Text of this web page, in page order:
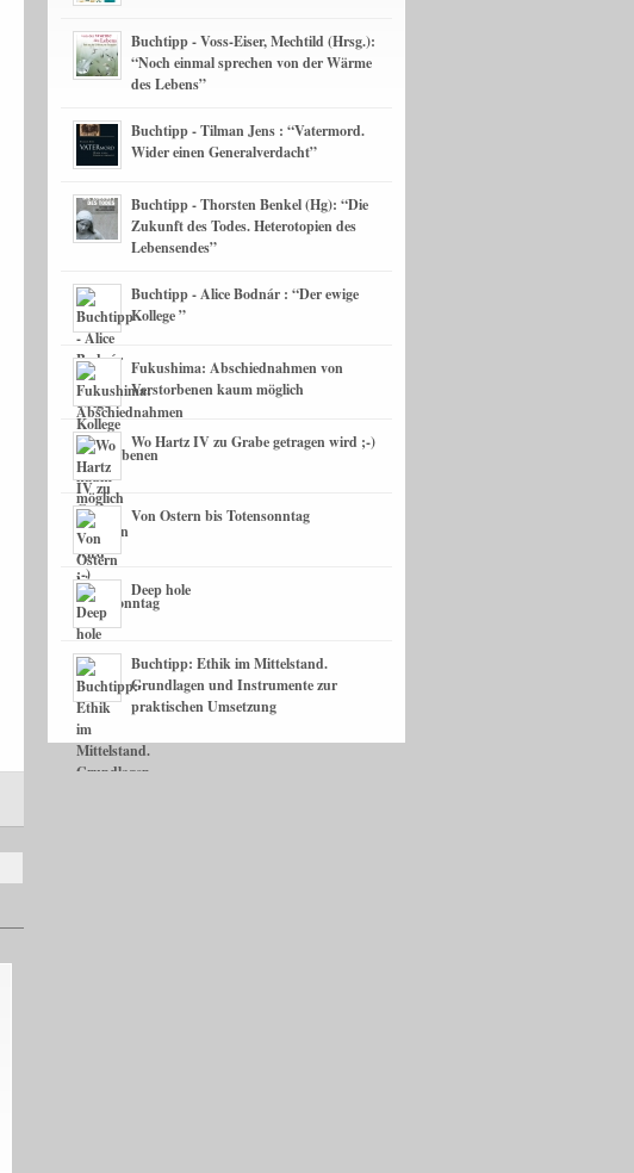
Buchtipp - Voss-Eiser, Mechtild (Hrsg.):
“Noch einmal sprechen von der Wärme
des Lebens”
Buchtipp - Tilman Jens : “Vatermord.
Wider einen Generalverdacht”
Buchtipp - Thorsten Benkel (Hg): “Die
Zukunft des Todes. Heterotopien des
Lebensendes”
Buchtipp - Alice Bodnár : “Der ewige
Kollege ”
Fukushima: Abschiednahmen von
Verstorbenen kaum möglich
Wo Hartz IV zu Grabe getragen wird ;-)
Von Ostern bis Totensonntag
Deep hole
Buchtipp: Ethik im Mittelstand.
Grundlagen und Instrumente zur
praktischen Umsetzung